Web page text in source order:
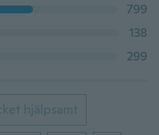
799
138
299
hjälpsamt